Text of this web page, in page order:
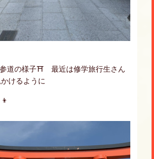
道の様子⛩ 最近は修学旅行生さん
けるように